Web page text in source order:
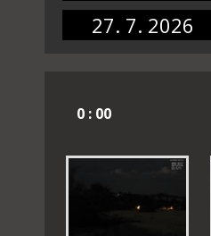
27. 7. 2026
0 : 00